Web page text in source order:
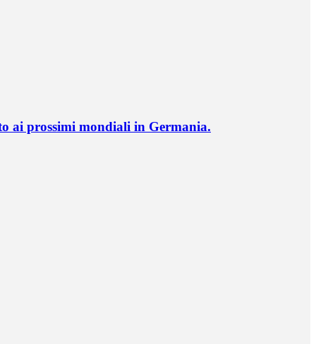
ai prossimi mondiali in Germania.